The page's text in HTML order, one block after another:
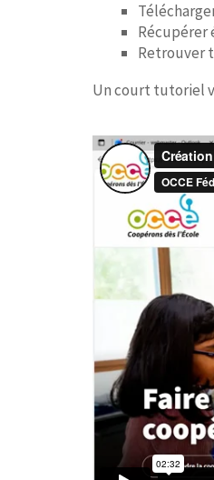
Récupérer
Retrouver
Un court tutoriel